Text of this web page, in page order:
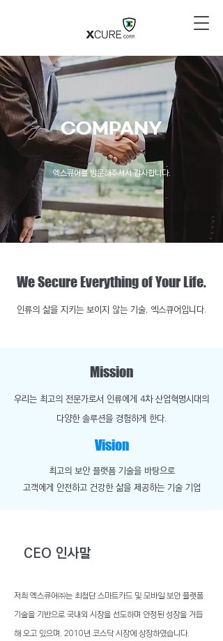
COMPANY
​엑스큐어를 방문해주셔서 감사합니다.
We Secure Everything of Your Life.
​인류의 삶을 지키는 보이지 않는 기술, 엑스큐어입니다.
Mission
​우리는 최고의 전문가로서 인류에게 4차 산업혁명시대의
다양한 솔루션을 경험하게 한다.
Vision
최고의 보안 플랫폼 기술을 바탕으로
​고객에게 안전하고 건강한 삶을 제공하는 기술 기업
CEO 인사말
저희 엑스큐어㈜는 최첨단 스마트카드 및 모바일 보안 플랫폼
기술을 기반으로 국내외 시장을 선도하며 안정된 성장을 거듭
해 오고 있으며, 2010년 코스닥 시장에 상장하였습니다.